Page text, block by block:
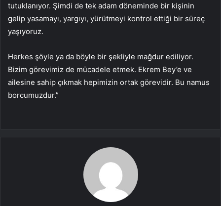
tutuklanıyor. Şimdi de tek adam döneminde bir kişinin
gelip yasamayı, yargıyı, yürütmeyi kontrol ettiği bir süreç
yaşıyoruz.
Herkes şöyle ya da böyle bir şekliyle mağdur ediliyor.
Bizim görevimiz de mücadele etmek. Ekrem Bey’e ve
ailesine sahip çıkmak hepimizin ortak görevidir. Bu namus
borcumuzdur.”